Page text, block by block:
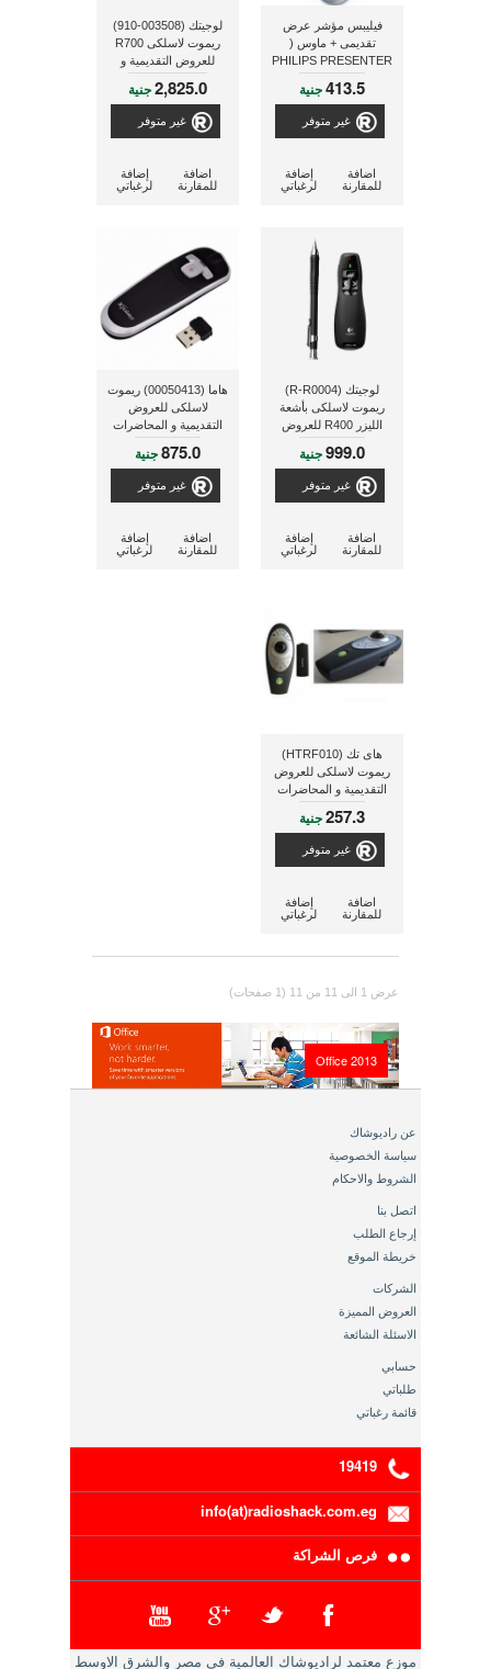
فيليبس مؤشر عرض
تقديمى + ماوس (
PHILIPS PRESENTER
SNP6000 )
413.5جنية
غير متوفر
إضافة
لرغباتي
اضافة
للمقارنة
لوجيتك (003508-910)
ريموت لاسلكى R700
للعروض التقديمية و
المحاضرات
2,825.0جنية
غير متوفر
إضافة
لرغباتي
اضافة
للمقارنة
لوجيتك (R-R0004)
ريموت لاسلكى بأشعة
الليزر R400 للعروض
التقديمية و المحاضرات
999.0جنية
غير متوفر
إضافة
لرغباتي
اضافة
للمقارنة
هاما (00050413) ريموت
لاسلكى للعروض
التقديمية و المحاضرات
875.0جنية
غير متوفر
إضافة
لرغباتي
اضافة
للمقارنة
هاى تك (HTRF010)
ريموت لاسلكى للعروض
التقديمية و المحاضرات
257.3جنية
غير متوفر
إضافة
لرغباتي
اضافة
للمقارنة
عرض 1 الى 11 من 11 (1 صفحات)
Office 2013
عن راديوشاك
سياسة الخصوصية
الشروط والاحكام
اتصل بنا
إرجاع الطلب
خريطة الموقع
الشركات
العروض المميزة
الاسئلة الشائعة
حسابي
طلباتي
قائمة رغباتي
19419
info(at)radioshack.com.eg
فرص الشراكة
موزع معتمد لراديوشاك العالمية في مصر والشرق الاوسط